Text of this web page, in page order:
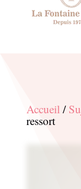
Accueil/
ressort